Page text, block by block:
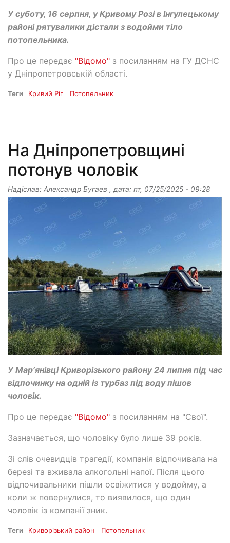
У суботу, 16 серпня, у Кривому Розі в Інгулецькому
районі рятувалики дістали з водойми тіло
потопельника.
Про це передає "Відомо" з посиланням на ГУ ДСНС
у Дніпропетровській області.
Теги Кривий Ріг Потопельник
На Дніпропетровщині
потонув чоловік
Надіслав: Александр Бугаев , дата: пт, 07/25/2025 - 09:28
У Марʼянівці Криворізького району 24 липня під час
відпочинку на одній із турбаз під воду пішов
чоловік.
Про це передає "Відомо" з посиланням на "Свої".
Зазначається, що чоловіку було лише 39 років.
Зі слів очевидців трагедії, компанія відпочивала на
березі та вживала алкогольні напої. Після цього
відпочивальники пішли освіжитися у водойму, а
коли ж повернулися, то виявилося, що один
чоловік із компанії зник.
Теги Криворізький район Потопельник